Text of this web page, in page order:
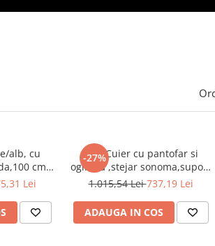
alb, cu
cm
Lei
-27%
Hol /Cuier cu pantofar si
oglinda ,stejar sonoma,suport
inclinabil pantofi,mobilier
1.015,54 Lei737,19 Lei
ADAUGA IN COS